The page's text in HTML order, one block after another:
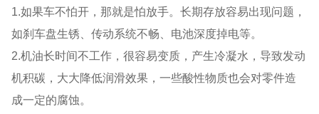
1.如果车不怕开，那就是怕放手。长期存放容易出现问题，
如刹车盘生锈、传动系统不畅、电池深度掉电等。
2.机油长时间不工作，很容易变质，产生冷凝水，导致发动
机积碳，大大降低润滑效果，一些酸性物质也会对零件造
成一定的腐蚀。